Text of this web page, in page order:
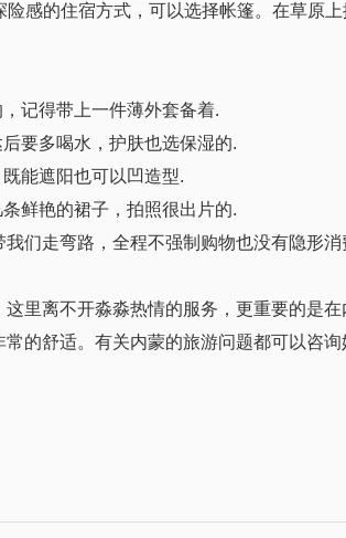
险感的住宿方式，可以选择帐篷。在草原
记得带上一件薄外套备着.
要多喝水，护肤也选保湿的.
能遮阳也可以凹造型.
鲜艳的裙子，拍照很出片的.
们走弯路，全程不强制购物也没有隐形
这里离不开淼淼热情的服务，更重要的是
的舒适。有关内蒙的旅游问题都可以咨询